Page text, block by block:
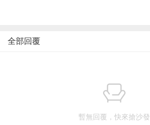
全部回覆
暫無回覆，快來搶沙發